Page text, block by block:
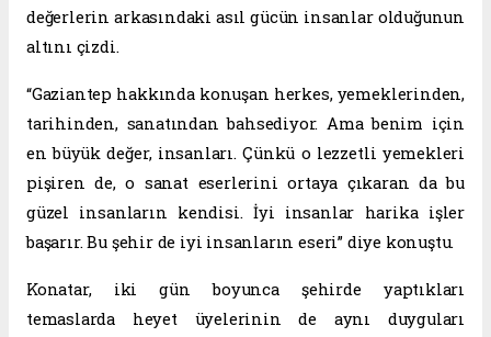
değerlerin arkasındaki asıl gücün insanlar olduğunun
altını çizdi.
“Gaziantep hakkında konuşan herkes, yemeklerinden,
tarihinden, sanatından bahsediyor. Ama benim için
en büyük değer, insanları. Çünkü o lezzetli yemekleri
pişiren de, o sanat eserlerini ortaya çıkaran da bu
güzel insanların kendisi. İyi insanlar harika işler
başarır. Bu şehir de iyi insanların eseri” diye konuştu.
Konatar, iki gün boyunca şehirde yaptıkları
temaslarda heyet üyelerinin de aynı duyguları